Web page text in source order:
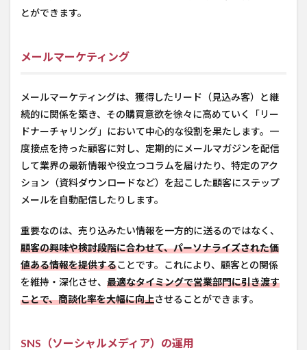
とができます。
メールマーケティング
メールマーケティングは、獲得したリード（見込み客）と継
続的に関係を築き、その購買意欲を徐々に高めていく「リー
ドナーチャリング」において中心的な役割を果たします。一
度接点を持った顧客に対し、定期的にメールマガジンを配信
して業界の最新情報や役立つコラムを届けたり、特定のアク
ション（資料ダウンロードなど）を起こした顧客にステップ
メールを自動配信したりします。
重要なのは、売り込みたい情報を一方的に送るのではなく、
顧客の興味や検討段階に合わせて、パーソナライズされた価
値ある情報を提供することです。これにより、顧客との関係
を維持・深化させ、 最適なタイミングで営業部門に引き渡す
ことで、商談化率を大幅に向上させることができます。
SNS（ソーシャルメディア）の運用